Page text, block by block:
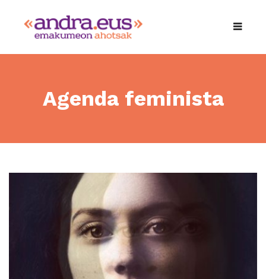
Agenda feminista